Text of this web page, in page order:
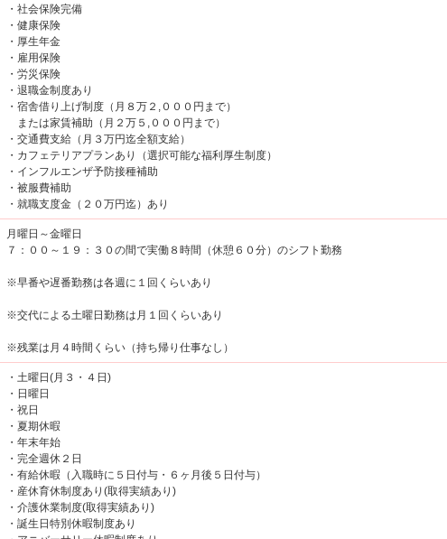
・社会保険完備
・健康保険
・厚生年金
・雇用保険
・労災保険
・退職金制度あり
・宿舎借り上げ制度（月８万２,０００円まで）
または家賃補助（月２万５,０００円まで）
・交通費支給（月３万円迄全額支給）
・カフェテリアプランあり（選択可能な福利厚生制度）
・インフルエンザ予防接種補助
・被服費補助
・就職支度金（２０万円迄）あり
月曜日～金曜日
７：００～１９：３０の間で実働８時間（休憩６０分）のシフト勤務
※早番や遅番勤務は各週に１回くらいあり
※交代による土曜日勤務は月１回くらいあり
※残業は月４時間くらい（持ち帰り仕事なし）
・土曜日(月３・４日)
・日曜日
・祝日
・夏期休暇
・年末年始
・完全週休２日
・有給休暇（入職時に５日付与・６ヶ月後５日付与）
・産休育休制度あり(取得実績あり)
・介護休業制度(取得実績あり)
・誕生日特別休暇制度あり